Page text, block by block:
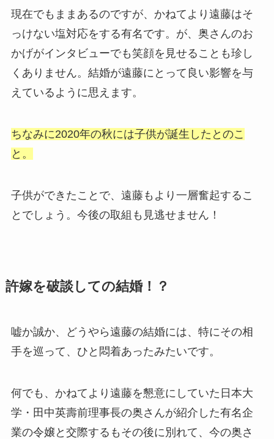
現在でもままあるのですが、かねてより遠藤はそ
っけない塩対応をする有名です。が、奥さんのお
かげがインタビューでも笑顔を見せることも珍し
くありません。結婚が遠藤にとって良い影響を与
えているように思えます。
ちなみに2020年の秋には子供が誕生したとのこ
と。
子供ができたことで、遠藤もより一層奮起するこ
とでしょう。今後の取組も見逃せません！
許嫁を破談しての結婚！？
嘘か誠か、どうやら遠藤の結婚には、特にその相
手を巡って、ひと悶着あったみたいです。
何でも、かねてより遠藤を懇意にしていた日本大
学・田中英壽前理事長の奥さんが紹介した有名企
業の令嬢と交際するもその後に別れて、今の奥さ